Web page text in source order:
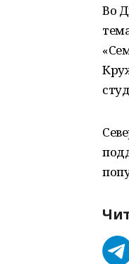
Во